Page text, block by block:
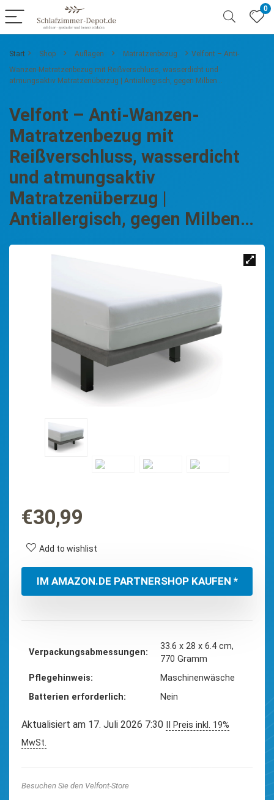
0
Start Shop Auflagen Matratzenbezug
Velfont – Anti-
Wanzen-Matratzenbezug mit Reißverschluss, wasserdicht und
atmungsaktiv Matratzenüberzug | Antiallergisch, gegen Milben…
Velfont – Anti-Wanzen-
Matratzenbezug mit
Reißverschluss, wasserdicht
und atmungsaktiv
Matratzenüberzug |
Antiallergisch, gegen Milben…
€30,99
Add to wishlist
IM AMAZON.DE PARTNERSHOP KAUFEN *
Verpackungsabmessungen
‎33.6 x 28 x 6.4 cm,
770 Gramm
Pflegehinweis
‎Maschinenwäsche
Batterien erforderlich
‎Nein
Aktualisiert am 17. Juli 2026 7:30
II Preis inkl. 19%
MwSt.
Besuchen Sie den Velfont-Store